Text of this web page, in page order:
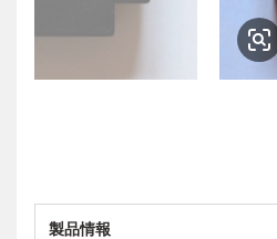
製品情報